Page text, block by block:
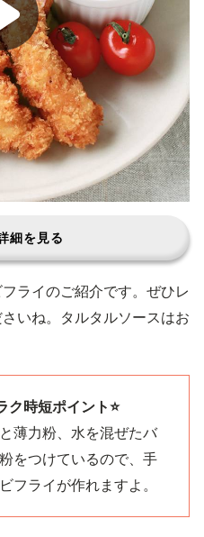
細を見る
ライのご紹介です。ぜひレ
いね。タルタルソースはお
ク時短ポイント⭐️
薄力粉、水を混ぜたバ
をつけているので、手
フライが作れますよ。